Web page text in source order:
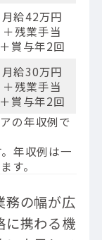
月給42万円
＋残業手当
＋賞与年2回
月給30万円
＋残業手当
＋賞与年2回
の年収例で
年収例は一
す。
務の幅が広
に携わる機